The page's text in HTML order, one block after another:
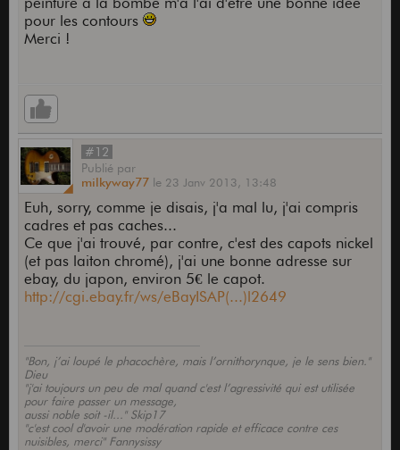
pour les contours
Merci !
#12
Publié par
milkyway77 le 23 Janv 2013, 13:48
Euh, sorry, comme je disais, j'a mal lu, j'ai compris
cadres et pas caches...
Ce que j'ai trouvé, par contre, c'est des capots nickel
(et pas laiton chromé), j'ai une bonne adresse sur
ebay, du japon, environ 5€ le capot.
http://cgi.ebay.fr/ws/eBayISAP(...)l2649
"Bon, j’ai loupé le phacochère, mais l’ornithorynque, je le sens bien."
Dieu
"j'ai toujours un peu de mal quand c'est l’agressivité qui est utilisée
pour faire passer un message,
aussi noble soit -il..." Skip17
"c'est cool d'avoir une modération rapide et efficace contre ces
nuisibles, merci" Fannysissy